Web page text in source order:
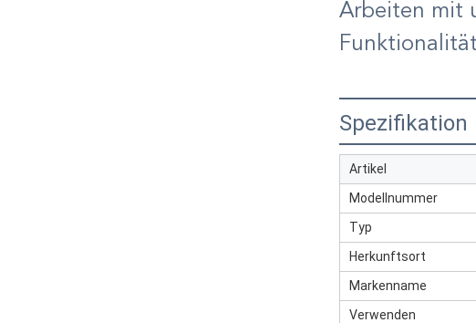
Arbeiten mit
Spezifikation
Artikel
Modellnummer
Typ
Herkunftsort
Markenname
Verwenden